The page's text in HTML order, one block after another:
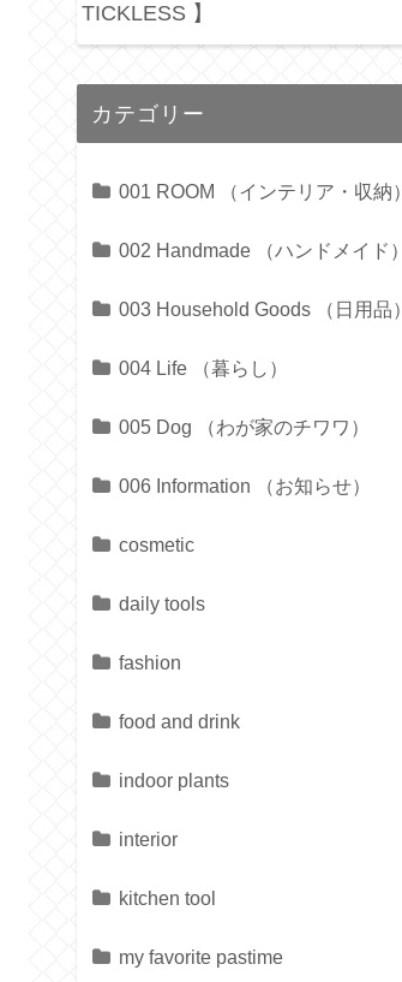
TICKLESS 】
カテゴリー
001 ROOM （インテリア・収納）
002 Handmade （ハンドメイド）
003 Household Goods （日用品）
004 Life （暮らし）
005 Dog （わが家のチワワ）
006 Information （お知らせ）
cosmetic
daily tools
fashion
food and drink
indoor plants
interior
kitchen tool
my favorite pastime